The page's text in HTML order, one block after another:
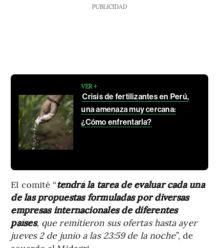
PUBLICIDAD
VER +
Crisis de fertilizantes en Perú,
una amenaza muy cercana:
¿Cómo enfrentarla?
El comité “tendrá la tarea de evaluar cada una
de las propuestas formuladas por diversas
empresas internacionales de diferentes
países, que remitieron sus ofertas hasta ayer
jueves 2 de junio a las 23:59 de la noche”, de